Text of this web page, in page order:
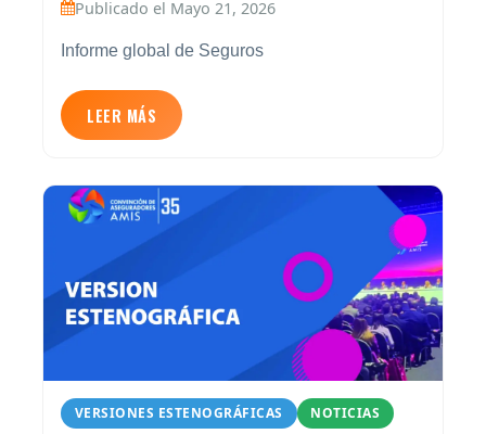
Publicado el Mayo 21, 2026
Informe global de Seguros
LEER MÁS
VERSIONES ESTENOGRÁFICAS NOTICIAS